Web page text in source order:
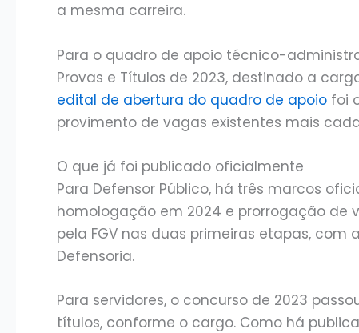
a mesma carreira.
Para o quadro de apoio técnico-
Provas e Títulos de 2023, destinado a
edital de abertura do quadro de apoio foi
provimento de vagas existentes mais
O que já foi publicado oficialmente
Para Defensor Público, há três marcos
homologação em 2024 e prorrogação de
pela FGV nas duas primeiras etapas,
Defensoria.
Para servidores, o concurso de 2023
títulos, conforme o cargo. Como há